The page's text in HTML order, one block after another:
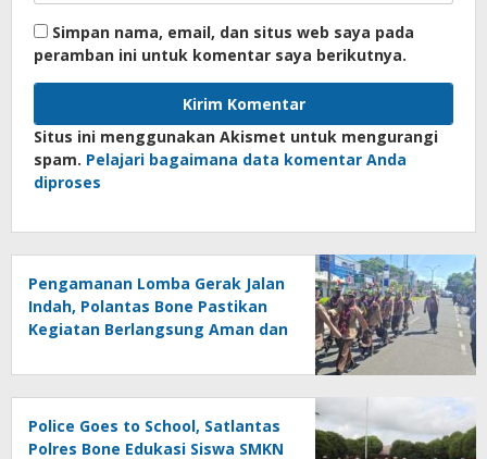
Simpan nama, email, dan situs web saya pada
peramban ini untuk komentar saya berikutnya.
Situs ini menggunakan Akismet untuk mengurangi
spam. Pelajari bagaimana data komentar Anda
diproses
Pengamanan Lomba Gerak Jalan
Indah, Polantas Bone Pastikan
Kegiatan Berlangsung Aman dan
Police Goes to School, Satlantas
Polres Bone Edukasi Siswa SMKN